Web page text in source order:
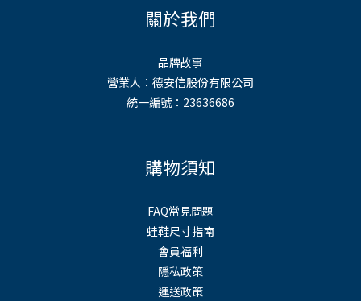
關於我們
品牌故事
營業人：德安信股份有限公司
統一編號：23636686
購物須知
FAQ常見問題
蛙鞋尺寸指南
會員福利
隱私政策
運送政策